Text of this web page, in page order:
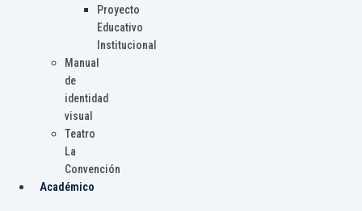
Proyecto
Educativo
Institucional
Manual
de
identidad
visual
Teatro
La
Convención
Académico